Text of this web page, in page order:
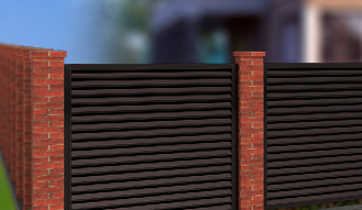
Горизонтальные заборы
Высокие заборы
Красивые, дизайнерские заборы
ВЫБОР ПО СПОСОБУ МОНТАЖА